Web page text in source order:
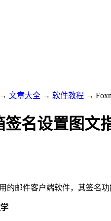
→ 文章大全 → 软件教程 →
名设置图文
的邮件客户端软件，其签名